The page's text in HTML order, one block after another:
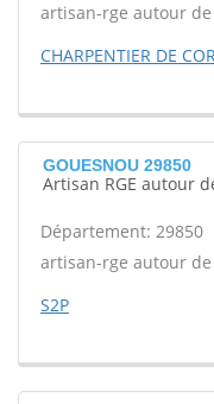
artisan-rge autour
CHARPENTIER DE
GOUESNOU 29850
Artisan RGE autour
Département: 29850
artisan-rge autour
S2P